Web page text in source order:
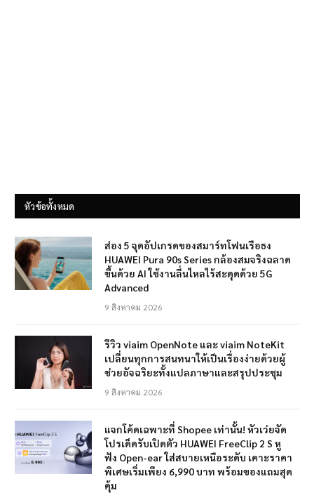
หัวข้อทั้งหมด
ส่อง 5 จุดอัปเกรดของสมาร์ทโฟนเรือธง
HUAWEI Pura 90s Series กล้องสมจริงฉลาด
ขึ้นด้วย AI ใช้งานลื่นไหลไร้สะดุดด้วย 5G
Advanced
9 สิงหาคม 2026
รีวิว viaim OpenNote และ viaim NoteKit
เปลี่ยนทุกการสนทนาให้เป็นเรื่องง่ายด้วยผู้
ช่วยอัจฉริยะทั้งแปลภาษาและสรุปประชุม
9 สิงหาคม 2026
แจกโค้ดเฉพาะที่ Shopee เท่านั้น! หัวเว่ยจัด
โปรเด็ดรับเปิดตัว HUAWEI FreeClip 2 S หู
ฟัง Open-ear ใส่สบายเหนือระดับ เคาะราคา
พิเศษเริ่มเพียง 6,990 บาท พร้อมของแถมสุด
คุ้ม